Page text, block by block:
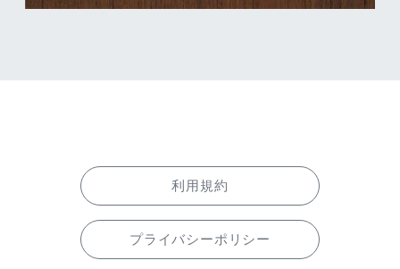
利用規約
プライバシーポリシー